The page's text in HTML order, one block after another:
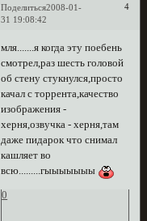
Поделиться 4
2008-01-
31 19:08:42
мля.......я когда эту поебень
смотрел,раз шесть головой
об стену стукнулся,просто
качал с торрента,качество
изображения -
херня,озвучка - херня,там
даже пидарок что снимал
кашляет во
всю.........гыыыыыыы
0